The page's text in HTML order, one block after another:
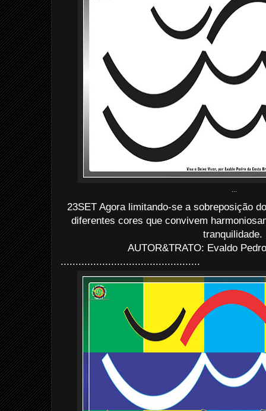
23SET Agora limitando-se a sobreposição
diferentes cores que convivem
tranquilidade.
AUTOR&TRATO: Evaldo
...............................................